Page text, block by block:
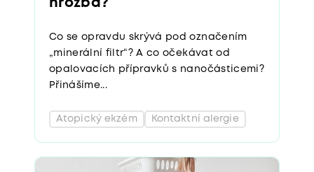
hrozba?
Co se opravdu skrývá pod označením
„minerální filtr“? A co očekávat od
opalovacích přípravků s nanočásticemi?
Přinášíme...
Atopický ekzém Kontaktní alergie